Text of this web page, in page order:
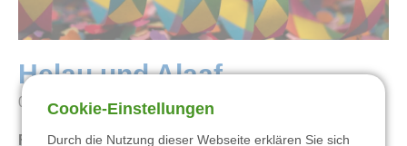
Zentrum Pfälzerwald Touristik
Helau und Alaaf
04.01.2023
Fasching im Pfälzerwald ist eine tolle Tradition.
Cookie-Einstellungen
Durch die Nutzung dieser Webseite erklären Sie sich